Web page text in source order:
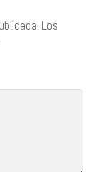
Los